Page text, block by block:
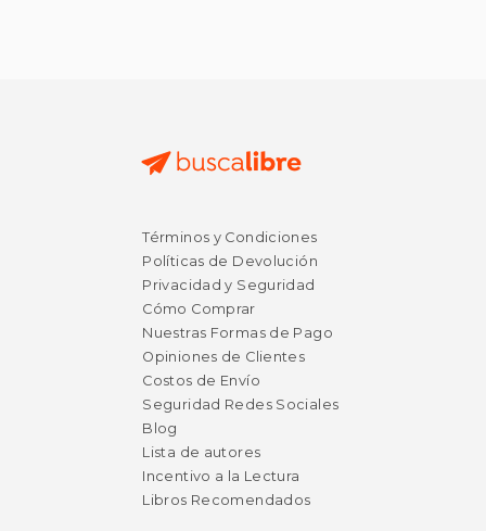
$ 39.06
Términos y Condiciones
Políticas de Devolución
Privacidad y Seguridad
Cómo Comprar
Nuestras Formas de Pago
Opiniones de Clientes
Costos de Envío
Seguridad Redes Sociales
Blog
Lista de autores
Incentivo a la Lectura
Libros Recomendados